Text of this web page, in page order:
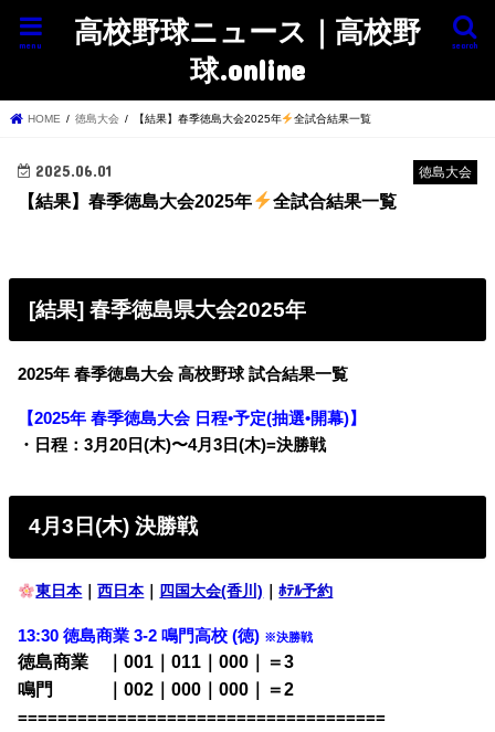
高校野球ニュース｜高校野
球.online
search
menu
HOME 徳島大会 【結果】春季徳島大会2025年 全試合結果一覧
徳島大会
2025.06.01
【結果】春季徳島大会2025年 全試合結果一覧
[結果] 春季徳島県大会2025年
2025年 春季徳島大会 高校野球 試合結果一覧
【2025年 春季徳島大会 日程•予定(抽選•開幕)】
・日程：3月20日(木)〜4月3日(木)=決勝戦
4月3日(木) 決勝戦
東日本｜西日本｜ 四国大会(香川) ｜ﾎﾃﾙ予約
13:30 徳島商業 3-2 鳴門高校 (徳) ※決勝戦
徳島商業 ｜001｜011｜000｜＝3
鳴門 ｜002｜000｜000｜＝2
=====================================